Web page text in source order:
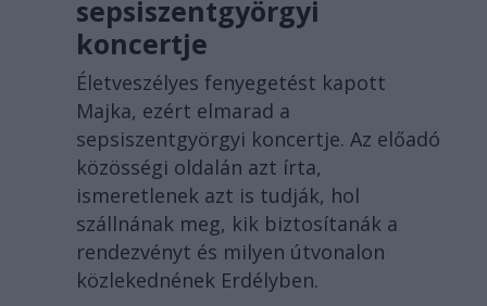
sepsiszentgyörgyi
koncertje
Életveszélyes fenyegetést kapott
Majka, ezért elmarad a
sepsiszentgyörgyi koncertje. Az előadó
közösségi oldalán azt írta,
ismeretlenek azt is tudják, hol
szállnának meg, kik biztosítanák a
rendezvényt és milyen útvonalon
közlekednének Erdélyben.